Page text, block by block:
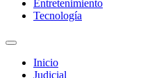
Entretenimiento
Tecnología
Inicio
Judicial